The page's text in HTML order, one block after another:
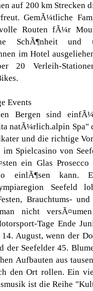
auf 200 km Strecken
GemÃ¼tliche
Routen fÃ¼r
SchÃ¶nheit und
im Hotel
Verleih-
Events
Bergen sind
natÃ¼rlich.alpin Spa"
und die richtige
Spielcasino von
ein Glas
einlÃ¶sen kann.
Seefeld
Brauchtums- und
nicht
Tage Ende
August, wenn der
Seefelder 45.
Aufbauten aus
den Ort rollen. Ein
ist die Reihe